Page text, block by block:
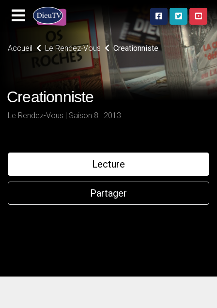
Accueil Le Rendez-Vous Creationniste
Creationniste
Le Rendez-Vous | Saison 8 | 2013
Lecture
Partager